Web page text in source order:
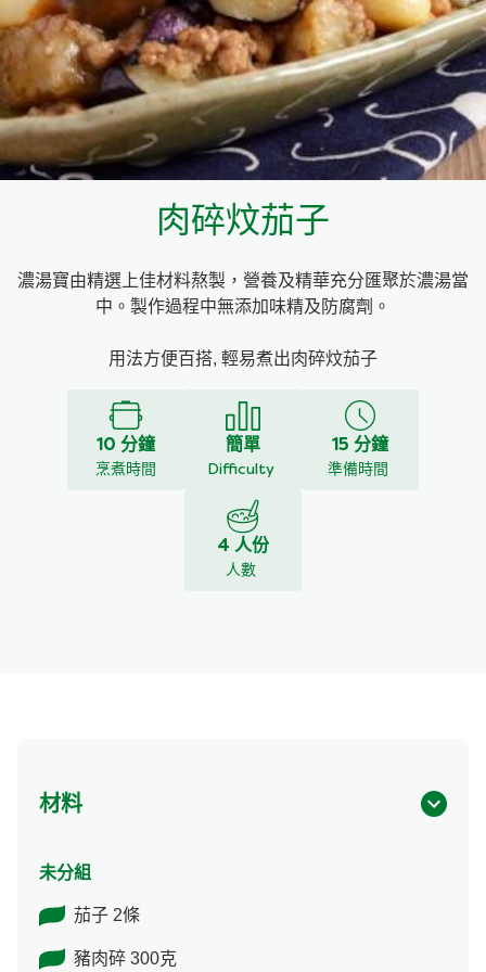
料理種類
家樂牌雞汁
家樂牌快熟通心粉
家樂牌鮮露
家樂牌雞湯粒
家樂牌純鮮清雞湯
愛環境食材篩選條件
肉碎炆茄子
濃湯寶由精選上佳材料熬製，營養及精華充分匯聚於濃湯當
中。製作過程中無添加味精及防腐劑。
用法方便百搭, 輕易煮出肉碎炆茄子
10 分鐘
烹煮時間
簡單
Difficulty
15 分鐘
準備時間
4 人份
人數
材料
未分組
茄子 2條
豬肉碎 300克